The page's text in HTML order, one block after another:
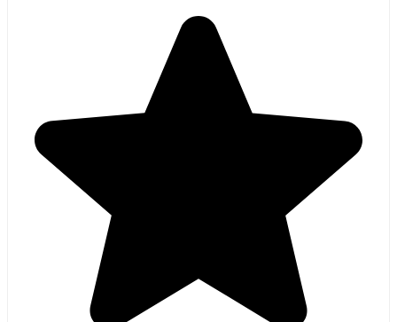
We hebben jaloezieën en horren laten plaatsen door Luxe